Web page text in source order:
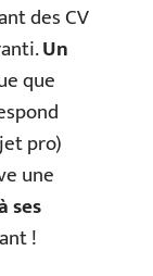
des CV
Un
que
pro)
une
ses
!